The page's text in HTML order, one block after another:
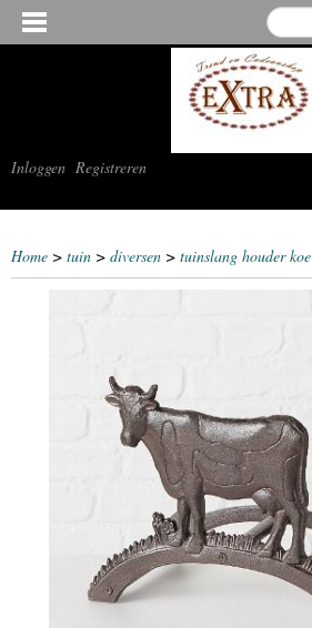
Inloggen Registreren
Home > tuin > diversen > tuinslang houder koe